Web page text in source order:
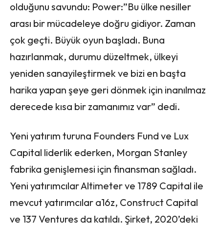
olduğunu savundu: Power:”Bu ülke nesiller
arası bir mücadeleye doğru gidiyor. Zaman
çok geçti. Büyük oyun başladı. Buna
hazırlanmak, durumu düzeltmek, ülkeyi
yeniden sanayileştirmek ve bizi en başta
harika yapan şeye geri dönmek için inanılmaz
derecede kısa bir zamanımız var” dedi.
Yeni yatırım turuna Founders Fund ve Lux
Capital liderlik ederken, Morgan Stanley
fabrika genişlemesi için finansman sağladı.
Yeni yatırımcılar Altimeter ve 1789 Capital ile
mevcut yatırımcılar a16z, Construct Capital
ve 137 Ventures da katıldı. Şirket, 2020’deki